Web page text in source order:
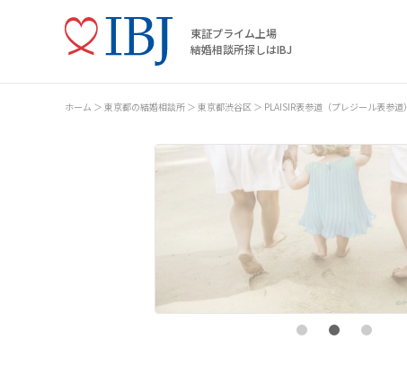
東証プライム上場
結婚相談所探しはIBJ
ホーム 東京都の結婚相談所 東京都渋谷区 PLAISIR表参道（プレジール表参道）